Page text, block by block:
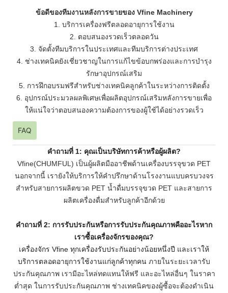
ข้อดีของทีมงานหลังการขายของ Vfine Machinery
1. บริการเครื่องฟรีตลอดอายุการใช้งาน
2. ตอบสนองรวดเร็วตลอดวัน
3. จัดตั้งทีมบริการในประเทศและทีมบริการต่างประเทศ
4. ช่างเทคนิคยังเชี่ยวชาญในการแก้ไขข้อบกพร่องและการบำรุง
รักษาอุปกรณ์เสริม
5. การฝึกอบรมฟรีสำหรับช่างเทคนิคลูกค้าในระหว่างการติดตั้ง
6. อุปกรณ์ประมวลผลพิเศษเพื่อผลิตอุปกรณ์เสริมหลังการขายเพื่อ
ให้แน่ใจว่าตอบสนองความต้องการของผู้ใช้ได้อย่างรวดเร็ว
FAQ
คำถามที่ 1: คุณเป็นบริษัทการค้าหรือผู้ผลิต?
Vfine(CHUMFUL) เป็นผู้ผลิตมืออาชีพด้านเครื่องบรรจุขวด PET
นอกจากนี้ เรายังให้บริการให้คำปรึกษาด้านโรงงานแบบครบวงจร
สำหรับสายการผลิตขวด PET น้ำดื่มบรรจุขวด PET และสายการ
ผลิตเครื่องดื่มสำหรับลูกค้าอีกด้วย
คำถามที่ 2: การรับประกันหรือการรับประกันคุณภาพคืออะไรหาก
เราซื้อเครื่องจักรของคุณ?
เครื่องจักร Vfine ทุกเครื่องรับประกันอย่างน้อยหนึ่งปี และเราให้
บริการตลอดอายุการใช้งานแก่ลูกค้าทุกคน ภายในระยะเวลารับ
ประกันคุณภาพ เรามีอะไหล่ทดแทนให้ฟรี และอะไหล่อื่นๆ ในราคา
ต่ำสุด ในการรับประกันคุณภาพ ช่างเทคนิคของผู้ซื้อจะต้องดำเนิน